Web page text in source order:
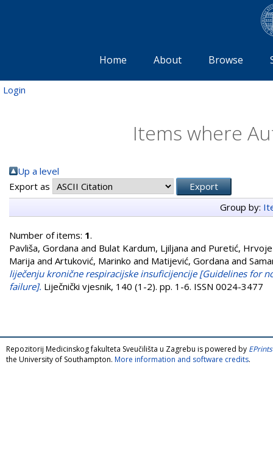
Home About Browse
Login
Items where
Up a level
Export as
Group by:
Number of items: 1.
Pavliša, Gordana and Bulat Kardum, Ljiljana and Puretić, Hrvoje
Marija and Artuković, Marinko and Matijević, Gordana and
liječenju kronične respiracijske insuficijencije [Guidelines for
failure]. Liječnički vjesnik, 140 (1-2). pp. 1-6. ISSN 0024-3477
Repozitorij Medicinskog fakulteta Sveučilišta u Zagrebu is powered by
the University of Southampton. More information and software credits.